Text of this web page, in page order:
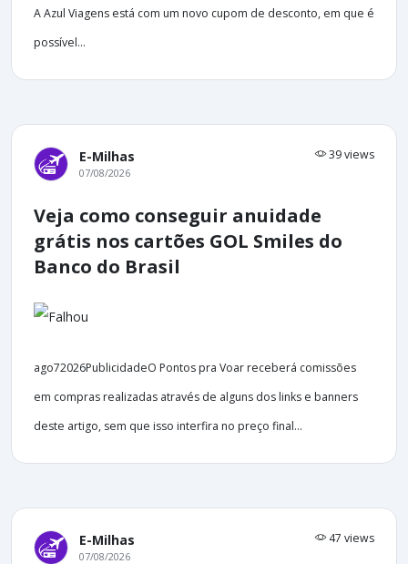
A Azul Viagens está com um novo cupom de desconto, em que é
possível...
E-Milhas 39 views
07/08/2026
Veja como conseguir anuidade
grátis nos cartões GOL Smiles do
Banco do Brasil
ago72026PublicidadeO Pontos pra Voar receberá comissões
em compras realizadas através de alguns dos links e banners
deste artigo, sem que isso interfira no preço final...
E-Milhas 47 views
07/08/2026